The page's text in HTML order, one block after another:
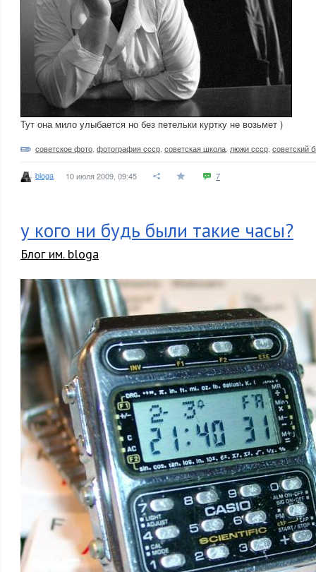
Тут она мило улыбается но без петельки куртку не возьмет )
советское фото фотография ссср советская школа люжи ссср советский
bloga 10 июля 2009, 09:45 7
у кого ни будь были такие часы?
Блог им. bloga